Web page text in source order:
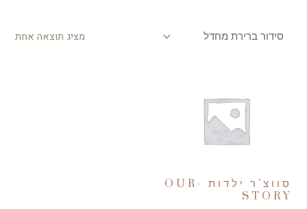
מציג תוצאה אחת
סווצ'ר ילדות OUR-
STORY